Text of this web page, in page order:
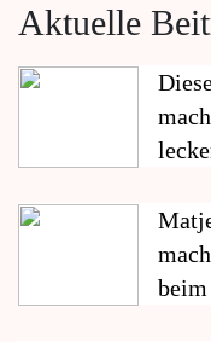
Aktuelle